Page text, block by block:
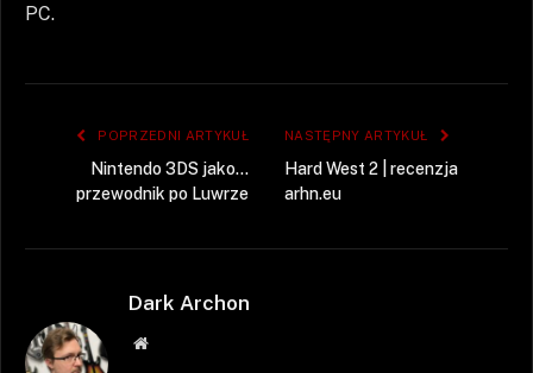
PC.
POPRZEDNI ARTYKUŁ
Nintendo 3DS jako…
przewodnik po Luwrze
NASTĘPNY ARTYKUŁ
Hard West 2 | recenzja
arhn.eu
Dark Archon
Strona